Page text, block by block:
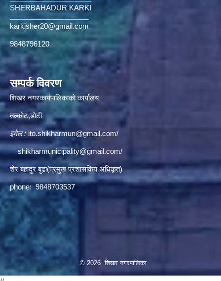
SHERBAHADUR KARKI
karkisher20@gmail.com
9848796120
सम्पर्क विवरण
शिखर नगरकार्यपालिकाकाे कार्यालय
तल्काेट,डाेटी
इमेल :ito.shikharmun@gmail.com/
shikharmunicipality@gmail.com/
शेर बहादुर बुढा(प्रमुख प्रशासकिय अधिकृत)
phone: 9848703537
© 2026 शिखर नगरपालिका